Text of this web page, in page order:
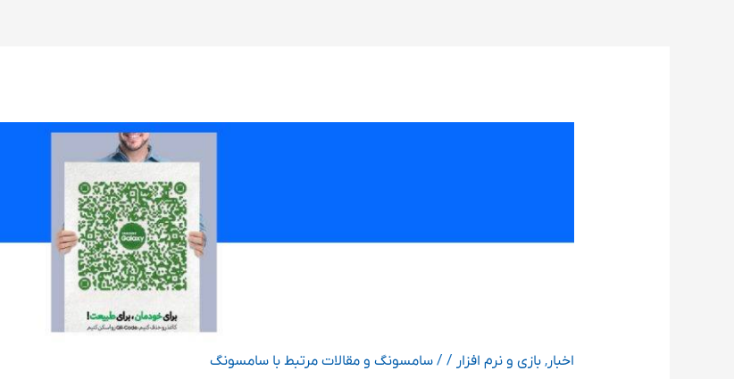
اخبار, بازی و نرم افزار /
/ سامسونگ و مقالات مرتبط با سامسونگ